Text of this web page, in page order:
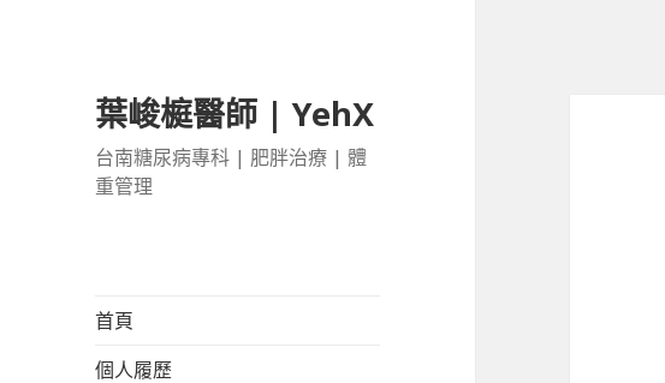
葉峻榳醫師 | YehX
台南糖尿病專科 | 肥胖治療 | 體
重管理
首頁
個人履歷